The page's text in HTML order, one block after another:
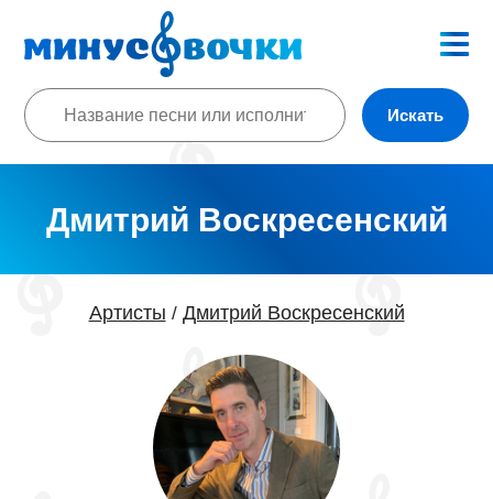
Искать
Дмитрий Воскресенский
Артисты / Дмитрий Воскресенский